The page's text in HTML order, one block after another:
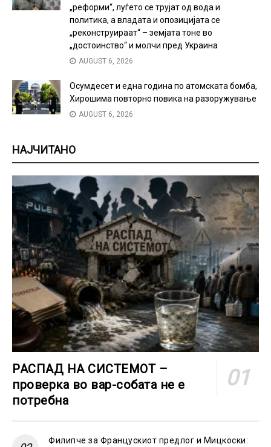
„реформи“, луѓето се трујат од вода и
политика, а владата и опозицијата се
„реконструираат“ – земјата тоне во
„достоинство“ и молчи пред Украина
AUGUST 6, 2026
Осумдесет и една година по атомската бомба,
Хирошима повторно повика на разоружување
AUGUST 6, 2026
НАЈЧИТАНО
РАСПАД НА СИСТЕМОТ –
проверка во вар-собата не е
потребна
Филипче за Францускиот предлог и Мицкоски: